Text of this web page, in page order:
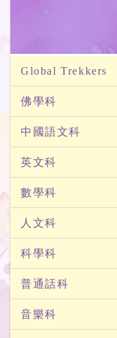
Global Trekkers
佛學科
中國語文科
英文科
數學科
人文科
科學科
普通話科
音樂科